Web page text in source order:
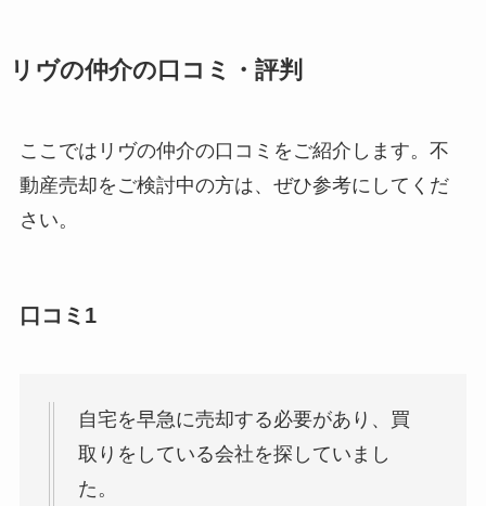
リヴの仲介の口コミ・評判
ここではリヴの仲介の口コミをご紹介します。不
動産売却をご検討中の方は、ぜひ参考にしてくだ
さい。
口コミ1
自宅を早急に売却する必要があり、買
取りをしている会社を探していまし
た。